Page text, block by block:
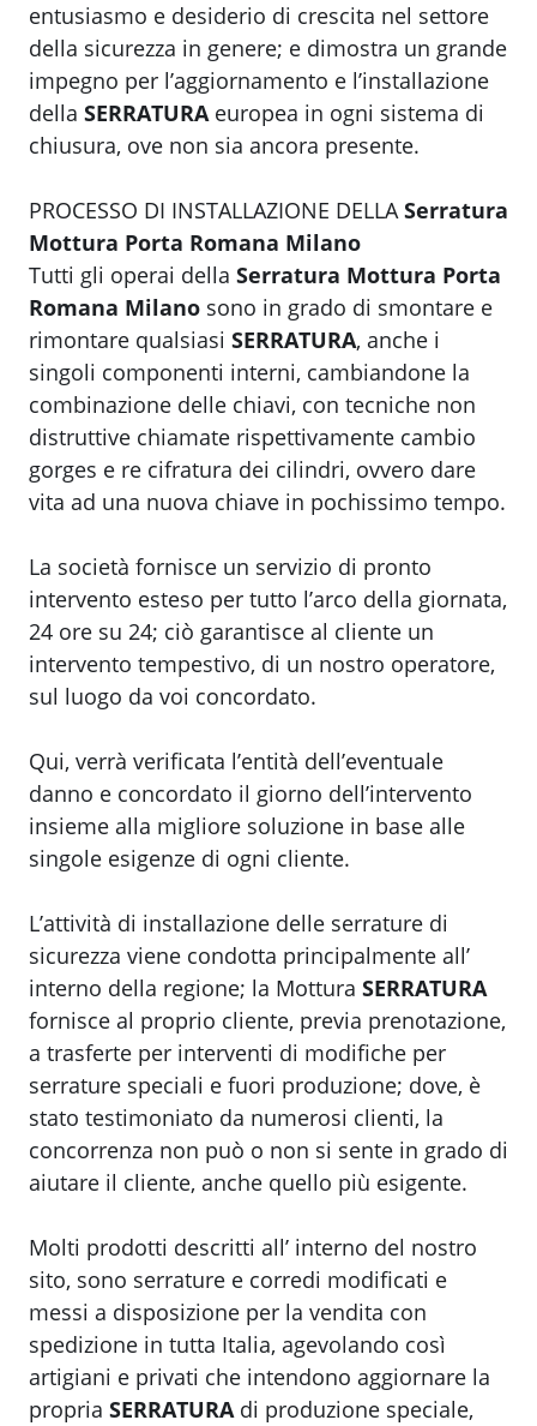
entusiasmo e desiderio di crescita nel settore
della sicurezza in genere; e dimostra un grande
impegno per l’aggiornamento e l’installazione
della SERRATURAeuropea in ogni sistema di
chiusura, ove non sia ancora presente.
PROCESSO DI INSTALLAZIONE DELLASerratura
Mottura Porta Romana Milano
Tutti gli operai della Serratura Mottura Porta
Romana Milano sono in grado di smontare e
rimontare qualsiasi SERRATURA, anche i
singoli componenti interni, cambiandone la
combinazione delle chiavi, con tecniche non
distruttive chiamate rispettivamente cambio
gorges e re cifratura dei cilindri, ovvero dare
vita ad una nuova chiave in pochissimo tempo.
La società fornisce un servizio di pronto
intervento esteso per tutto l’arco della giornata,
24 ore su 24; ciò garantisce al cliente un
intervento tempestivo, di un nostro operatore,
sul luogo da voi concordato.
Qui, verrà verificata l’entità dell’eventuale
danno e concordato il giorno dell’intervento
insieme alla migliore soluzione in base alle
singole esigenze di ogni cliente.
L’attività di installazione delle serrature di
sicurezza viene condotta principalmente all’
interno della regione; la Mottura SERRATURA
fornisce al proprio cliente, previa prenotazione,
a trasferte per interventi di modifiche per
serrature speciali e fuori produzione; dove, è
stato testimoniato da numerosi clienti, la
concorrenza non può o non si sente in grado di
aiutare il cliente, anche quello più esigente.
Molti prodotti descritti all’ interno del nostro
sito, sono serrature e corredi modificati e
messi a disposizione per la vendita con
spedizione in tutta Italia, agevolando così
artigiani e privati che intendono aggiornare la
propria SERRATURAdi produzione speciale,